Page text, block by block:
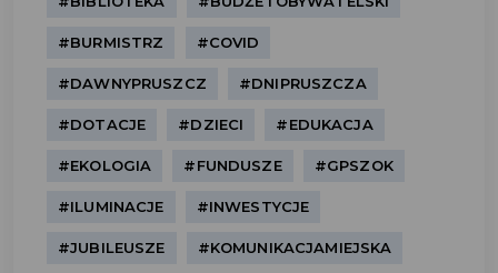
#BURMISTRZ #COVID
#DAWNYPRUSZCZ #DNIPRUSZCZA
#DOTACJE #DZIECI #EDUKACJA
#EKOLOGIA #FUNDUSZE #GPSZOK
#ILUMINACJE #INWESTYCJE
#JUBILEUSZE #KOMUNIKACJAMIEJSKA